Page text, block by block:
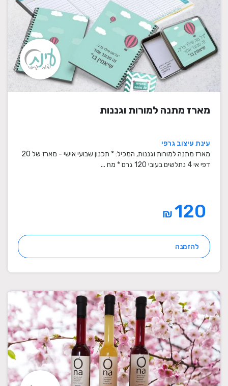
מארז מתנה למורות וגננות
עינת עיצוב גרפי
מארז מתנה למורות וגננות, המכיל: * תכנון שבועי אישי - מארז של 20
דפי אי 4 נתלשים בעובי 120 גרם * מח ...
₪
להזמנה